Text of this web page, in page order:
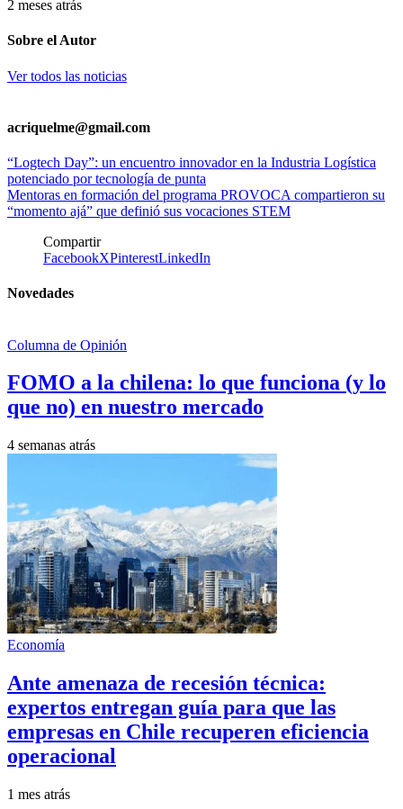
2 meses atrás
Sobre el Autor
Ver todos las noticias
acriquelme@gmail.com
“Logtech Day”: un encuentro innovador en la Industria Logística
potenciado por tecnología de punta
Mentoras en formación del programa PROVOCA compartieron su
“momento ajá” que definió sus vocaciones STEM
Compartir
FacebookXPinterestLinkedIn
Novedades
Columna de Opinión
FOMO a la chilena: lo que funciona (y lo
que no) en nuestro mercado
4 semanas atrás
Economía
Ante amenaza de recesión técnica:
expertos entregan guía para que las
empresas en Chile recuperen eficiencia
operacional
1 mes atrás